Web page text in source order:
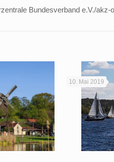
Bundesverband e.V./akz-o
10. Mai 2019